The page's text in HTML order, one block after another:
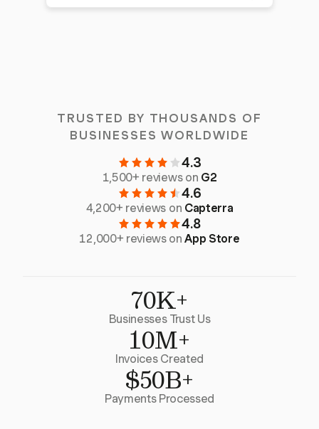
TRUSTED BY THOUSANDS OF
BUSINESSES WORLDWIDE
4.3
1,500+ reviews on G2
4.6
4,200+ reviews on Capterra
4.8
12,000+ reviews onApp Store
70K+
Businesses Trust Us
10M+
Invoices Created
$50B+
Payments Processed